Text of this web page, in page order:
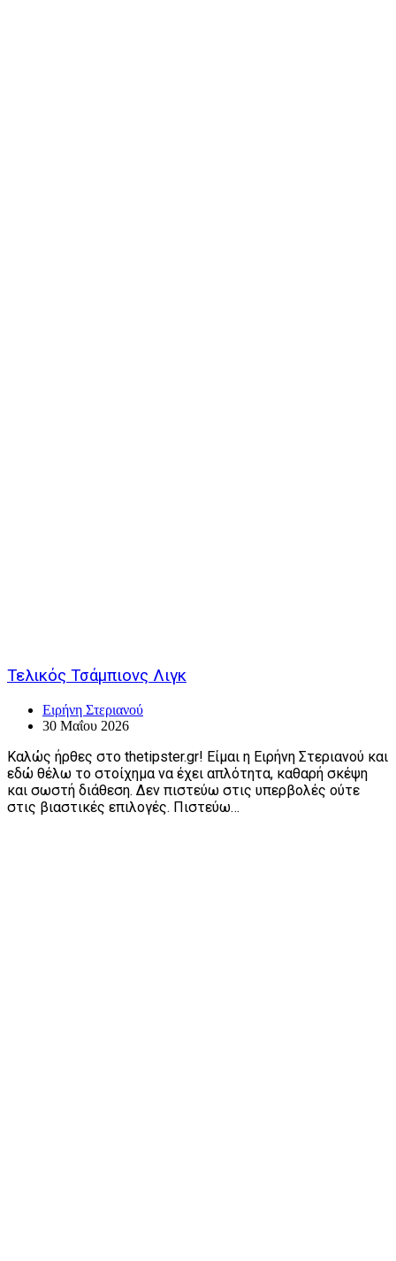
Τελικός Τσάμπιονς Λιγκ
Ειρήνη Στεριανού
30 Μαΐου 2026
Καλώς ήρθες στο thetipster.gr! Είμαι η Ειρήνη Στεριανού και
εδώ θέλω το στοίχημα να έχει απλότητα, καθαρή σκέψη
και σωστή διάθεση. Δεν πιστεύω στις υπερβολές ούτε
στις βιαστικές επιλογές. Πιστεύω…